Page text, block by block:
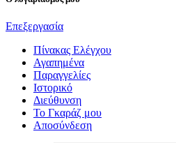
Επεξεργασία
Πίνακας Ελέγχου
Αγαπημένα
Παραγγελίες
Ιστορικό
Διεύθυνση
Το Γκαράζ μου
Αποσύνδεση